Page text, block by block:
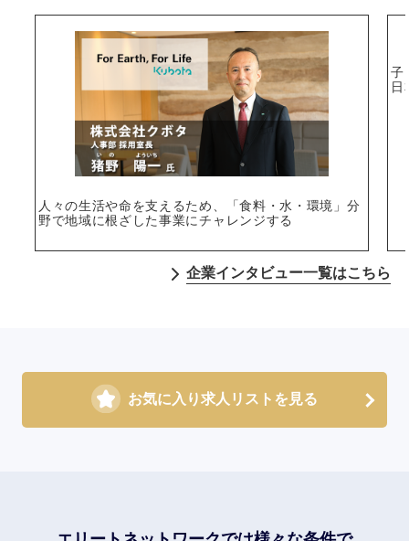
人々の生活や命を支えるため、「食料・水・環境」分
野で地域に根ざした事業にチャレンジする
子
日
企業インタビュー一覧はこちら
お気に入り求人リストを見る